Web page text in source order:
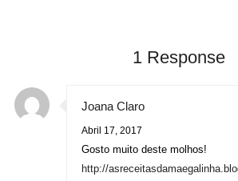
1 Response
Joana Claro
Abril 17, 2017
Gosto muito deste molhos!
http://